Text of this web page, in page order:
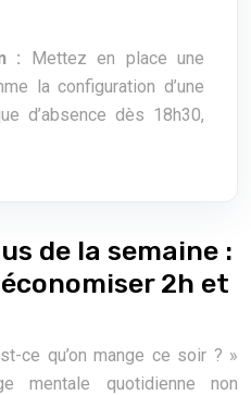
: Mettez en place une
la configuration d’une
d’absence dès 18h30,
de la semaine :
2h et
ce qu’on mange ce soir ? »
mentale quotidienne non